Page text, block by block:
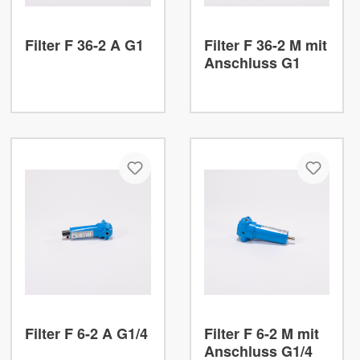
Filter F 36-2 A G1
Filter F 36-2 M mit
Anschluss G1
Filter F 6-2 A G1/4
Filter F 6-2 M mit
Anschluss G1/4